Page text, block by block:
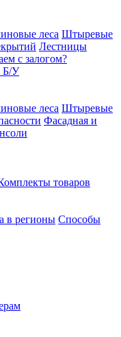
леса Штыревые
Лестницы
с залогом?
Б/У
леса Штыревые
Фасадная и
товаров
в регионы Способы